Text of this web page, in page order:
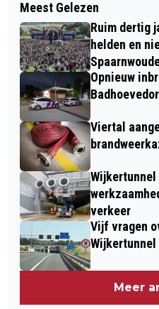
CPUNT
MAN (54)
PARKEERTERREIN
HONDJE
LOSGELATEN
Meest Gelezen
Ruim dertig
helden en
Opnieuw
Viertal
Wijkertunnel
verkeer
Vijf vragen
Wijkertunnel
Meer